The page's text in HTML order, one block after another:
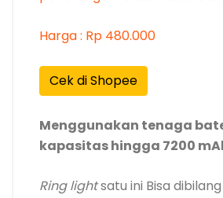
Harga : Rp 480.000
Cek di Shopee
Menggunakan tenaga
kapasitas hingga 7200
Ring lightsatu ini Bisa